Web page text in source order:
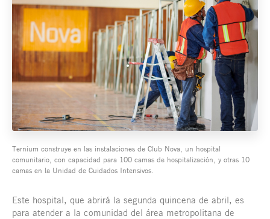
Ternium construye en las instalaciones de Club Nova, un hospital
comunitario, con capacidad para 100 camas de hospitalización, y otras 10
camas en la Unidad de Cuidados Intensivos.
Este hospital, que abrirá la segunda quincena de abril, es
para atender a la comunidad del área metropolitana de